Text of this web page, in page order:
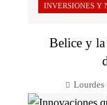
INVERSIONES Y
Belice y la
Lourdes